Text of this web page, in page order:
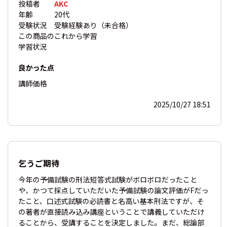
投稿者
AKC
年齢
20代
受験状況
受験経験あり（未合格）
この商品の
学習状況
これから学習
良かった点
講師価格
2025/10/27 18:51
乞うご期待
今年の予備試験の刑法短答式試験がボロボロだったこと
や、かつて採点していただいた予備試験の論文評価がFだっ
たこと、口述式試験の必読書と名高い基本刑法ですが、そ
の著者が直接読み込み講座ということで講義していただけ
ることから、受講することを決定しました。まだ、総論部